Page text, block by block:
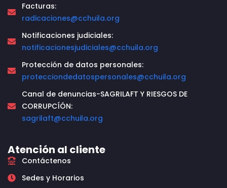
Facturas:
radicaciones@cchuila.org
Notificaciones judiciales:
notificacionesjudiciales@cchuila.org
Protección de datos personales:
protecciondedatospersonales@cchuila.org
Canal de denuncias-SAGRILAFT Y RIESGOS DE
CORRUPCÍÓN:
sagrilaft@cchuila.org
Atención al cliente
Contáctenos
Sedes y Horarios